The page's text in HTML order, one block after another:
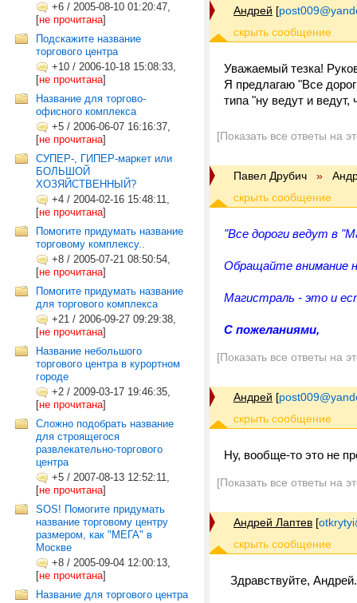
+6 / 2005-08-10 01:20:47,
[не прочитана]
Подскажите название
торгового центра
+10 / 2006-10-18 15:08:33,
[не прочитана]
Название для торгово-
офисного комплекса
+5 / 2006-06-07 16:16:37,
[не прочитана]
СУПЕР-, ГИПЕР-маркет или
БОЛЬШОЙ
ХОЗЯЙСТВЕННЫЙ?
+4 / 2004-02-16 15:48:11,
[не прочитана]
Помогите придумать название
торговому комплексу..
+8 / 2005-07-21 08:50:54,
[не прочитана]
Помогите придумать название
для торгового комплекса
+21 / 2006-09-27 09:29:38,
[не прочитана]
Название небольшого
торгового центра в курортном
городе
+2 / 2009-03-17 19:46:35,
[не прочитана]
Сложно подобрать название
для строящегося
развлекательно-торгового
центра
+5 / 2007-08-13 12:52:11,
[не прочитана]
SOS! Помогите придумать
название торговому центру
размером, как "МЕГА" в
Москве
+8 / 2005-09-04 12:00:13,
[не прочитана]
Название для торгового центра
Андрей [
Уважаемый тезка!
Я предлагаю "Все
типа "ну ведут и
[Показать все ответы на
Павел Друбич »
"Все дороги ведут в
Обращайте внимание
Магистраль - это и
C пожеланиями,
[Показать все ответы на
Андрей [
Ну, вообще-то это не
[Показать все ответы на
Андрей Лаптев [
Здравствуйте, Андрей.